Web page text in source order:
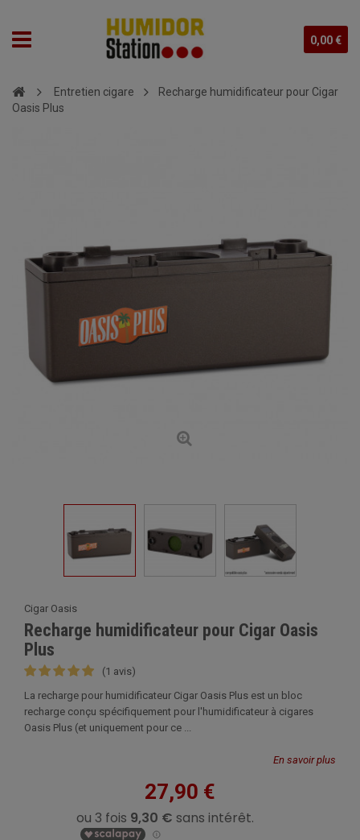
0,00 €
Entretien cigare
Recharge humidificateur pour Cigar
Oasis Plus
Cigar Oasis
Recharge humidificateur pour Cigar Oasis
Plus
(1 avis)
La recharge pour humidificateur Cigar Oasis Plus est un bloc
recharge conçu spécifiquement pour l'humidificateur à cigares
Oasis Plus (et uniquement pour ce ...
En savoir plus
27,90 €